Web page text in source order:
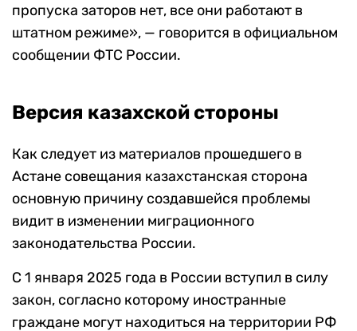
пропуска заторов нет, все они работают в
штатном режиме», — говорится в официальном
сообщении ФТС России.
Версия казахской стороны
Как следует из материалов прошедшего в
Астане совещания казахстанская сторона
основную причину создавшейся проблемы
видит в изменении миграционного
законодательства России.
С 1 января 2025 года в России вступил в силу
закон, согласно которому иностранные
граждане могут находиться на территории РФ